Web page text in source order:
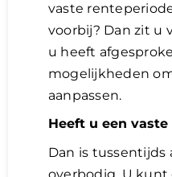
vaste
voorbij? Dan zit u
u heeft
mogelijkheden
aanpassen.
Heeft u een vaste
Dan is tussentijds